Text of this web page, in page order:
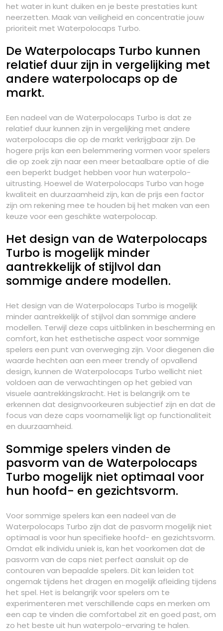
het water in kunt duiken en je beste prestaties kunt
neerzetten. Maak van veiligheid en concentratie jouw
prioriteit met Waterpolocaps Turbo.
De Waterpolocaps Turbo kunnen
relatief duur zijn in vergelijking met
andere waterpolocaps op de
markt.
Een nadeel van de Waterpolocaps Turbo is dat ze
relatief duur kunnen zijn in vergelijking met andere
waterpolocaps die op de markt verkrijgbaar zijn. De
hogere prijs kan een belemmering vormen voor spelers
die op zoek zijn naar een meer betaalbare optie of die
een beperkt budget hebben voor hun waterpolo-
uitrusting. Hoewel de Waterpolocaps Turbo van hoge
kwaliteit en duurzaamheid zijn, kan de prijs een factor
zijn om rekening mee te houden bij het maken van een
keuze voor een geschikte waterpolocap.
Het design van de Waterpolocaps
Turbo is mogelijk minder
aantrekkelijk of stijlvol dan
sommige andere modellen.
Het design van de Waterpolocaps Turbo is mogelijk
minder aantrekkelijk of stijlvol dan sommige andere
modellen. Terwijl deze caps uitblinken in bescherming en
comfort, kan het esthetische aspect voor sommige
spelers een punt van overweging zijn. Voor diegenen die
waarde hechten aan een meer trendy of opvallend
design, kunnen de Waterpolocaps Turbo wellicht niet
voldoen aan de verwachtingen op het gebied van
visuele aantrekkingskracht. Het is belangrijk om te
erkennen dat designvoorkeuren subjectief zijn en dat de
focus van deze caps voornamelijk ligt op functionaliteit
en duurzaamheid.
Sommige spelers vinden de
pasvorm van de Waterpolocaps
Turbo mogelijk niet optimaal voor
hun hoofd- en gezichtsvorm.
Voor sommige spelers kan een nadeel van de
Waterpolocaps Turbo zijn dat de pasvorm mogelijk niet
optimaal is voor hun specifieke hoofd- en gezichtsvorm.
Omdat elk individu uniek is, kan het voorkomen dat de
pasvorm van de caps niet perfect aansluit op de
contouren van bepaalde spelers. Dit kan leiden tot
ongemak tijdens het dragen en mogelijk afleiding tijdens
het spel. Het is belangrijk voor spelers om te
experimenteren met verschillende caps en merken om
een cap te vinden die comfortabel zit en goed past, om
zo het beste uit hun waterpolo-ervaring te halen.